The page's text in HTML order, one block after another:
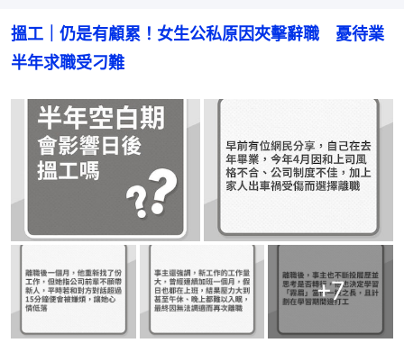
搵工｜仍是有顧累！女生公私原因夾擊辭職　憂待業
半年求職受刁難
+7